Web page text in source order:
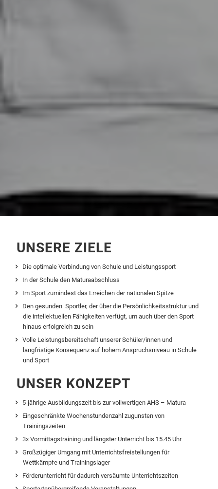
UNSERE ZIELE
Die optimale Verbindung von Schule und Leistungssport
In der Schule den Maturaabschluss
Im Sport zumindest das Erreichen der nationalen Spitze
Den gesunden Sportler, der über die Persönlichkeitsstruktur und
die intellektuellen Fähigkeiten verfügt, um auch über den Sport
hinaus erfolgreich zu sein
Volle Leistungsbereitschaft unserer Schüler/innen und
langfristige Konsequenz auf hohem Anspruchsniveau in Schule
und Sport
UNSER KONZEPT
5-jährige Ausbildungszeit bis zur vollwertigen AHS – Matura
Eingeschränkte Wochenstundenzahl zugunsten von
Trainingszeiten
3x Vormittagstraining und längster Unterricht bis 15.45 Uhr
Großzügiger Umgang mit Unterrichtsfreistellungen für
Wettkämpfe und Trainingslager
Förderunterricht für dadurch versäumte Unterrichtszeiten